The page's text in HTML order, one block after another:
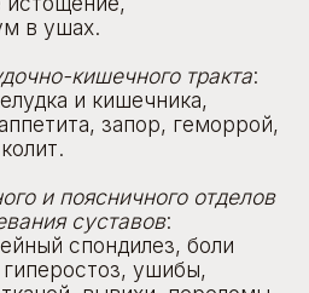
отделов
суставов
боли
ушибы,
вывихи, переломы,
простаты,
воспаление
придатков,